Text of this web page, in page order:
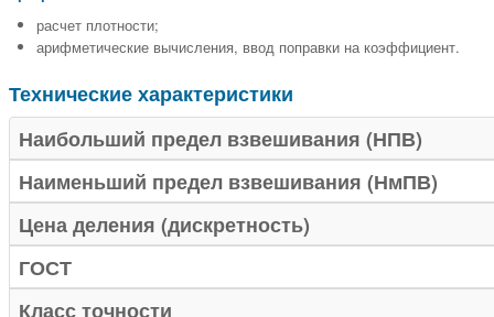
расчет плотности;
арифметические вычисления, ввод поправки на коэффициент.
Технические характеристики
Наибольший предел взвешивания (НПВ)
Наименьший предел взвешивания (НмПВ)
Цена деления (дискретность)
ГОСТ
Класс точности